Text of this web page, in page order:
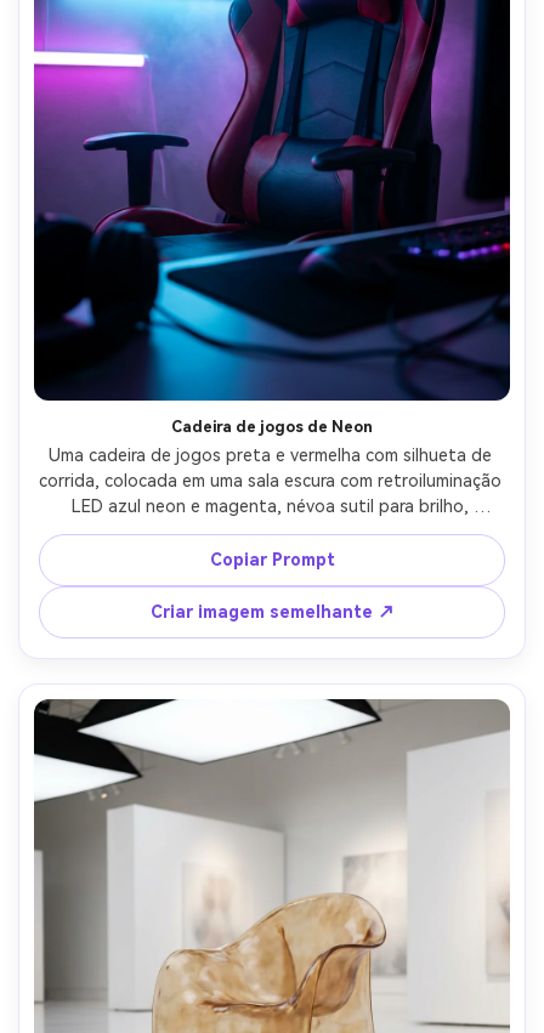
Cadeira de jogos de Neon
Uma cadeira de jogos preta e vermelha com silhueta de
corrida, colocada em uma sala escura com retroiluminação
LED azul neon e magenta, névoa sutil para brilho,
disparada em Sony A7S III, 35mm, f/2, luz dramática do
aro, design nítido sem marca, classificação de cores
cinematográficas de alto contraste, textura de
estofamento fotorealista-AR 4:5
Copiar Prompt
Criar imagem semelhante ↗